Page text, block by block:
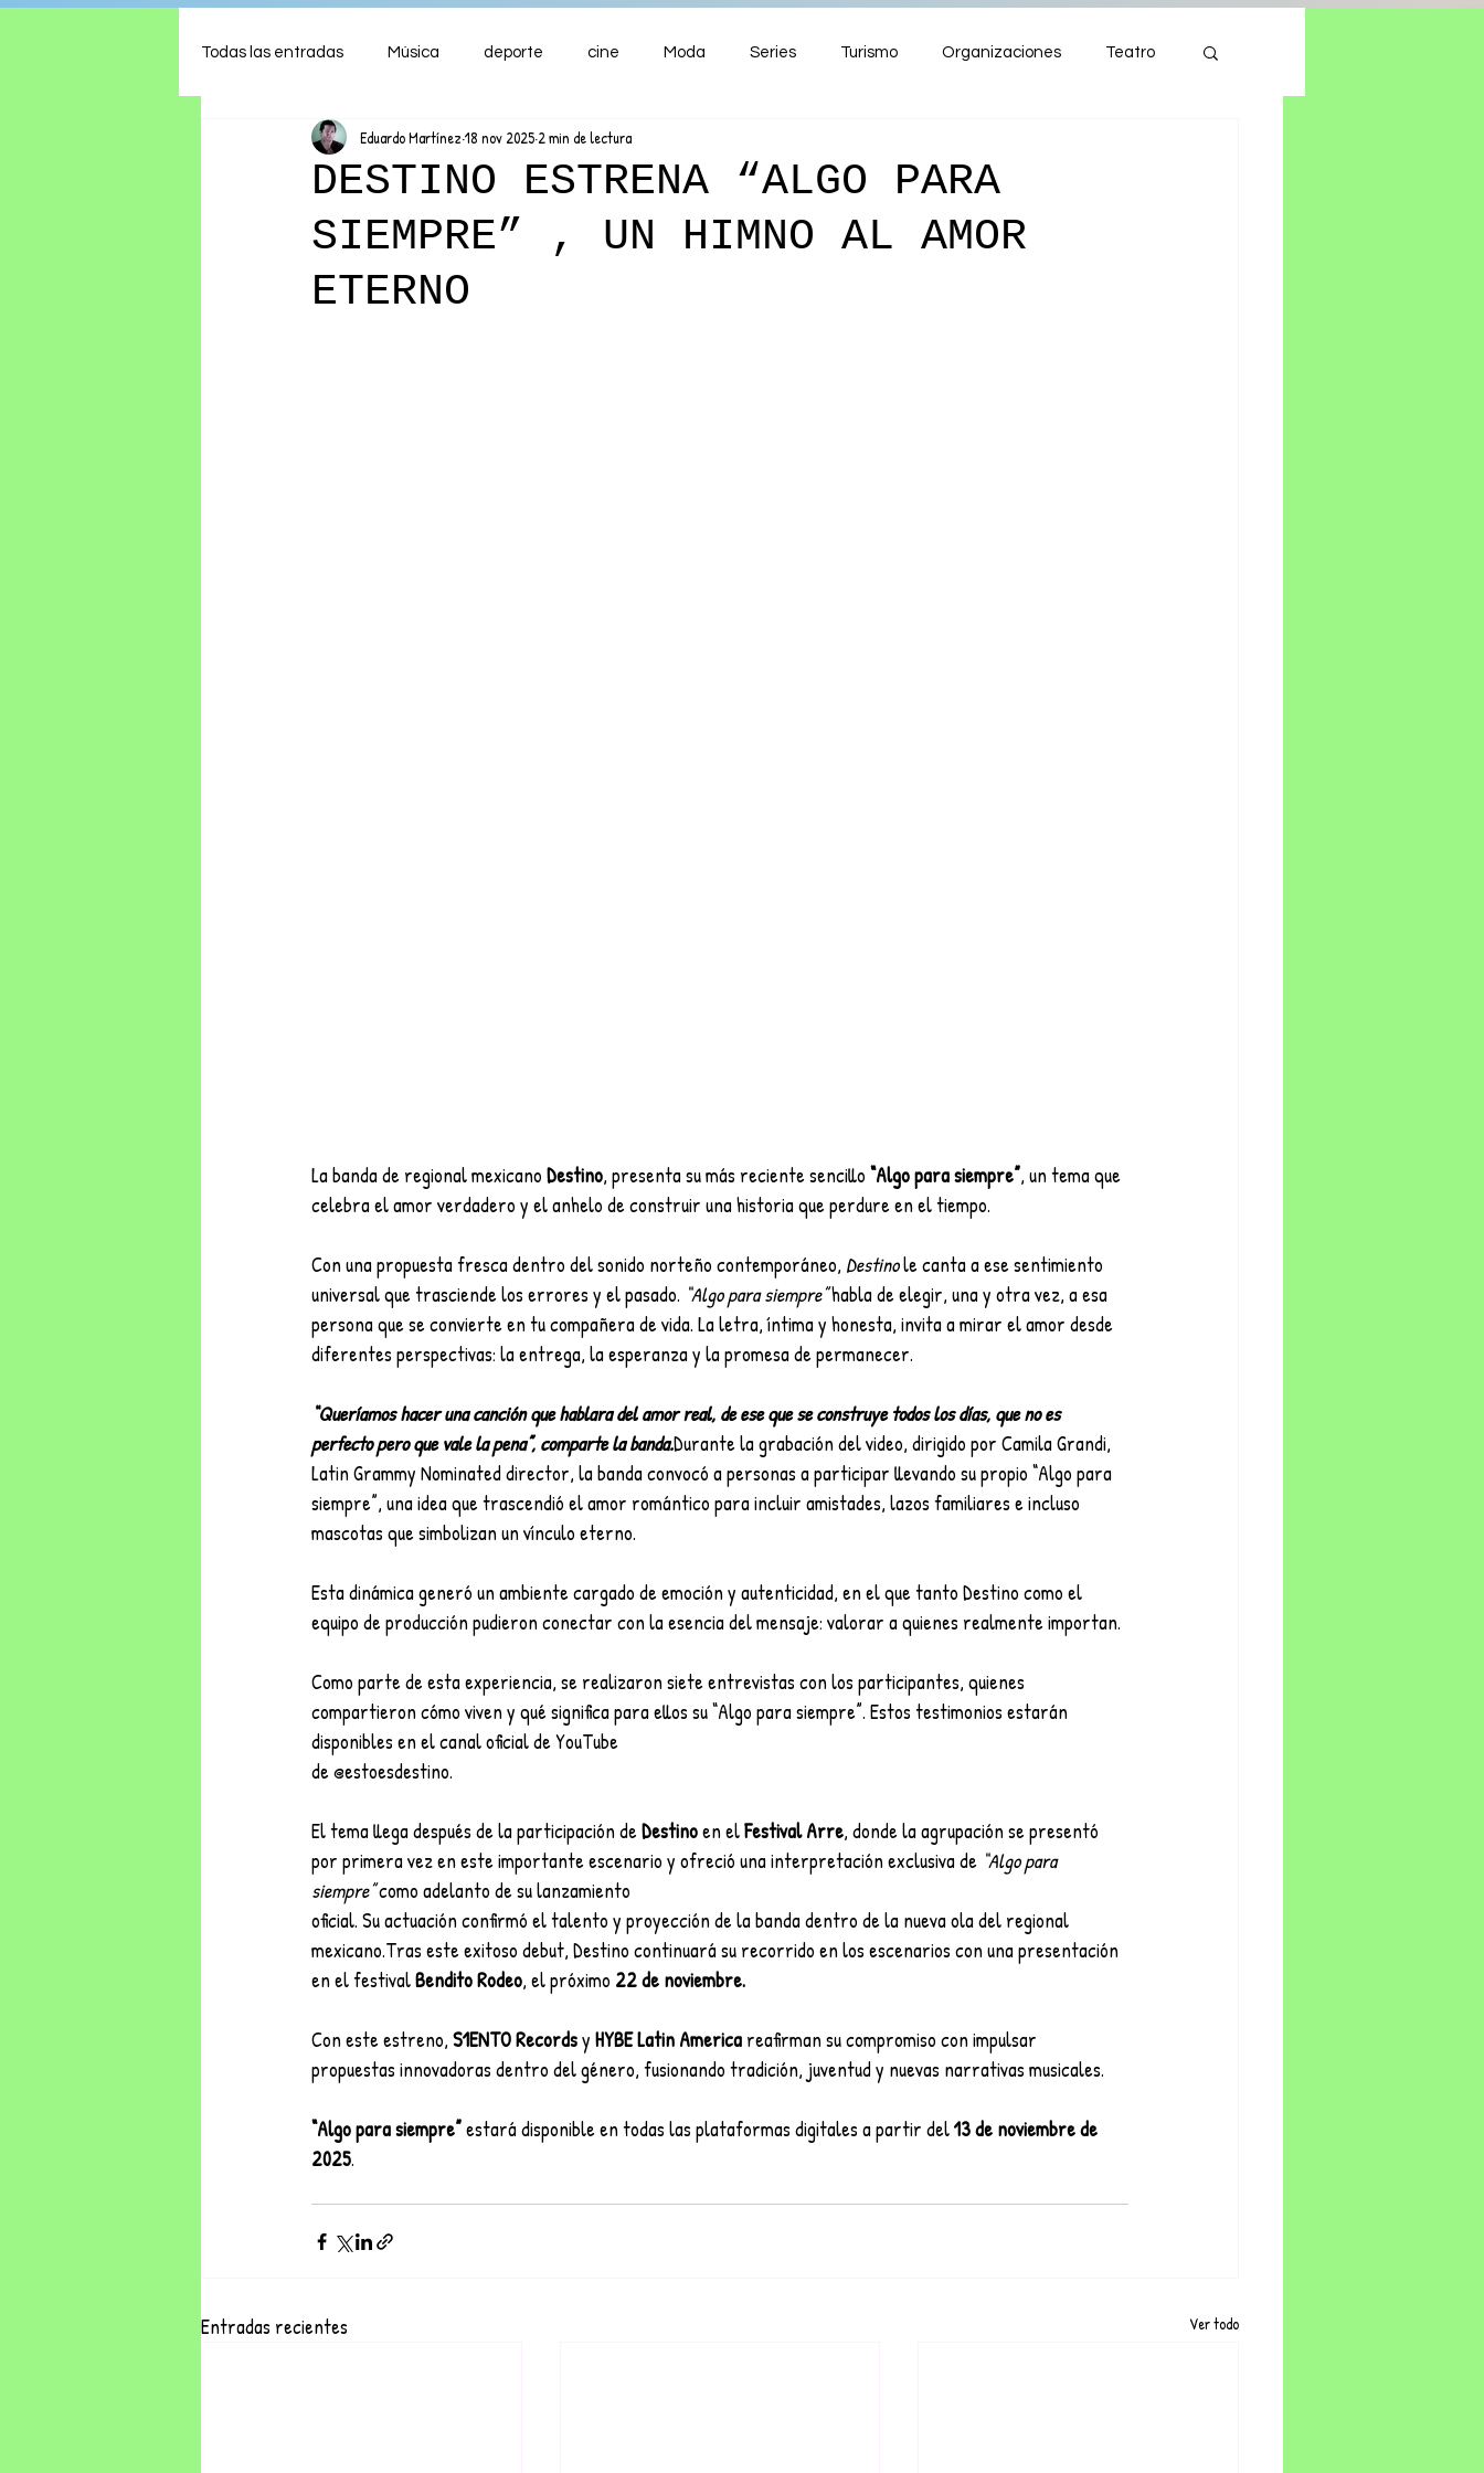
Todas las entradas Música deporte cine Moda Series Turismo Organizaciones Teatro
Shows Comida ENTRETENIMIENTO
Ambiente Hogar Finanzas
DESTINO ESTRENA “ALGO PARA
SIEMPRE” , UN HIMNO AL AMOR
ETERNO
Eduardo Martínez 18 nov 2025 2 min de lectura
La banda de regional mexicano Destino, presenta su más reciente sencillo “Algo para siempre”, un tema que
celebra el amor verdadero y el anhelo de construir una historia que perdure en el tiempo.
Con una propuesta fresca dentro del sonido norteño contemporáneo, Destino le canta a ese sentimiento
universal que trasciende los errores y el pasado. “Algo para siempre” habla de elegir, una y otra vez, a esa
persona que se convierte en tu compañera de vida. La letra, íntima y honesta, invita a mirar el amor desde
diferentes perspectivas: la entrega, la esperanza y la promesa de permanecer.
“Queríamos hacer una canción que hablara del amor real, de ese que se construye todos los días, que no es
perfecto pero que vale la pena”, comparte la banda.Durante la grabación del video, dirigido por Camila Grandi,
Latin Grammy Nominated director, la banda convocó a personas a participar llevando su propio “Algo para
siempre”, una idea que trascendió el amor romántico para incluir amistades, lazos familiares e incluso
mascotas que simbolizan un vínculo eterno.
Esta dinámica generó un ambiente cargado de emoción y autenticidad, en el que tanto Destino como el
equipo de producción pudieron conectar con la esencia del mensaje: valorar a quienes realmente importan.
Como parte de esta experiencia, se realizaron siete entrevistas con los participantes, quienes
compartieron cómo viven y qué significa para ellos su “Algo para siempre”. Estos testimonios estarán
disponibles en el canal oficial de YouTube
de @estoesdestino.
El tema llega después de la participación de Destino en el Festival Arre, donde la agrupación se presentó
por primera vez en este importante escenario y ofreció una interpretación exclusiva de “Algo para
siempre” como adelanto de su lanzamiento
oficial. Su actuación confirmó el talento y proyección de la banda dentro de la nueva ola del regional
mexicano.Tras este exitoso debut, Destino continuará su recorrido en los escenarios con una presentación
en el festival Bendito Rodeo, el próximo 22 de noviembre.
Con este estreno, S1ENTO Records y HYBE Latin America reafirman su compromiso con impulsar
propuestas innovadoras dentro del género, fusionando tradición, juventud y nuevas narrativas musicales.
“Algo para siempre” estará disponible en todas las plataformas digitales a partir del 13 de noviembre de
2025.
Entradas recientes Ver todo